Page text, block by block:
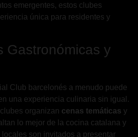
emergentes, estos clubes
única para residentes y
Gastronómicas y
Club barcelonés a menudo puede
una experiencia culinaria sin igual.
organizan cenas temáticas y
lo mejor de la cocina catalana y
locales son invitados a presentar